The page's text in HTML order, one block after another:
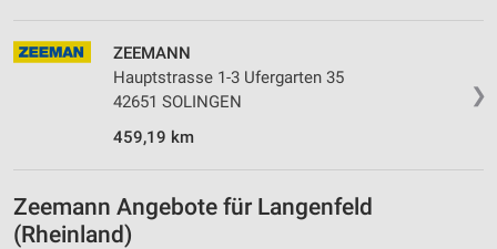
❯
ZEEMANN
Hauptstrasse 1-3 Ufergarten 35
42651 SOLINGEN
459,19 km
Zeemann Angebote für Langenfeld
(Rheinland)
Messung der Performance von Inhalten
Analyse von Zielgruppen durch Statistiken oder
Kombinationen von Daten aus verschiedenen
Verwendung reduzierter Daten zur Auswahl von